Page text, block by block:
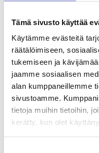
Tämä sivusto käyttää
Käytämme evästeitä
räätälöimiseen,
tukemiseen ja
jaamme sosiaalisen
alan kumppaneillemme
sivustoamme.
tietoja muihin tietoihin,
kerätty, kun olet
MUUT KATSOIVAT MYÖS